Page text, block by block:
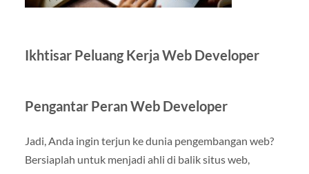
Ikhtisar Peluang Kerja Web Developer
Pengantar Peran Web Developer
Jadi, Anda ingin terjun ke dunia pengembangan web?
Bersiaplah untuk menjadi ahli di balik situs web,